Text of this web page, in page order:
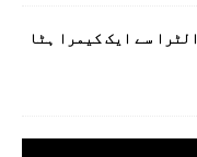
سام سنگ گلیکسی ایس 27 الٹرا سے ایک کیمرا ہٹا